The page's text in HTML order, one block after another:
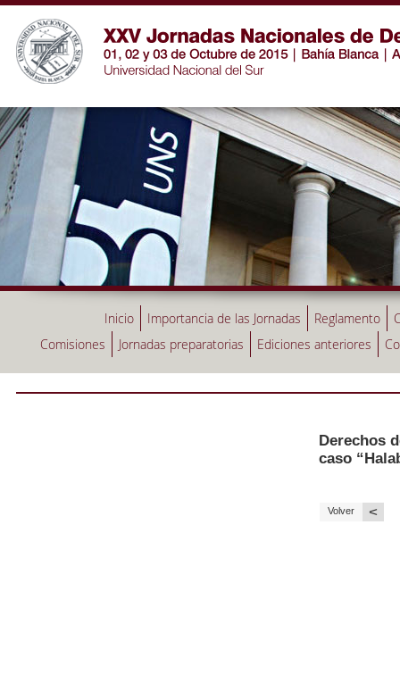
Inicio Importancia de las Jornadas Reglamento
Comisiones
Jornadas preparatorias Ediciones anteriores
Derechos
caso
Volver <